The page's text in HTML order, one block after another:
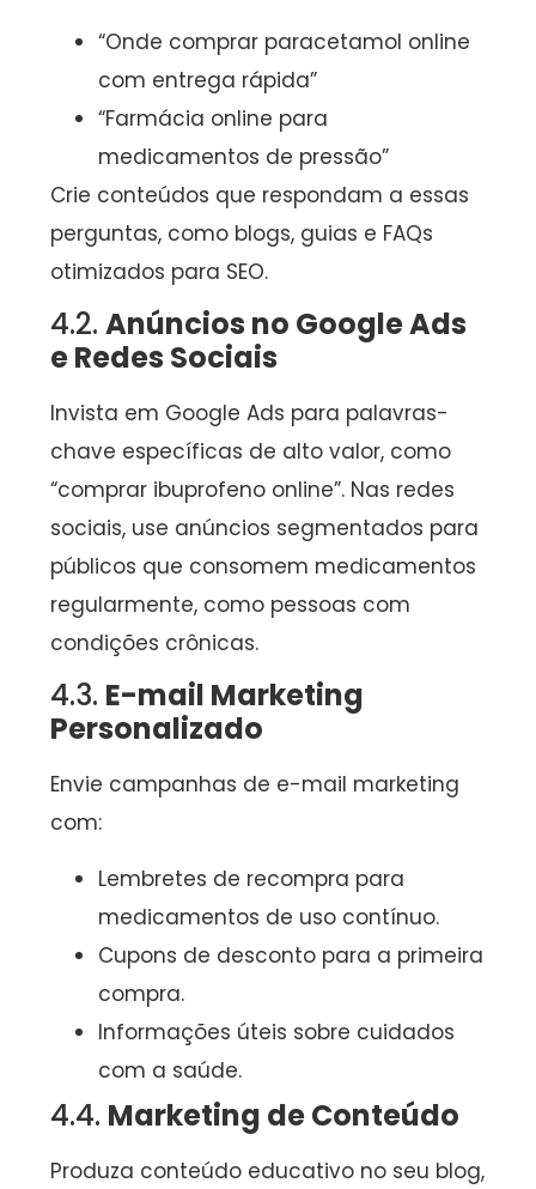
“Onde comprar paracetamol online
com entrega rápida”
“Farmácia online para
medicamentos de pressão”
Crie conteúdos que respondam a essas
perguntas, como blogs, guias e FAQs
otimizados para SEO.
4.2.Anúncios no Google Ads
e Redes Sociais
Invista em Google Ads para palavras-
chave específicas de alto valor, como
“comprar ibuprofeno online”. Nas redes
sociais, use anúncios segmentados para
públicos que consomem medicamentos
regularmente, como pessoas com
condições crônicas.
4.3. E-mail Marketing
Personalizado
Envie campanhas de e-mail marketing
com:
Lembretes de recompra para
medicamentos de uso contínuo.
Cupons de desconto para a primeira
compra.
Informações úteis sobre cuidados
com a saúde.
4.4. Marketing de Conteúdo
Produza conteúdo educativo no seu blog,